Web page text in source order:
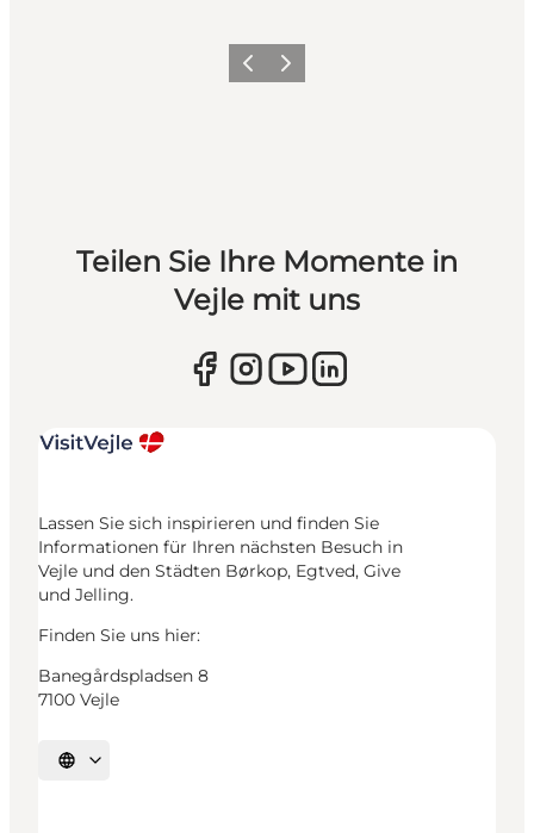
ZurückWeiter
Teilen Sie Ihre Momente in
Vejle mit uns
Lassen Sie sich inspirieren und finden Sie
Informationen für Ihren nächsten Besuch in
Vejle und den Städten Børkop, Egtved, Give
und Jelling.
Finden Sie uns hier:
Banegårdspladsen 8
7100 Vejle
Sprache auswählen